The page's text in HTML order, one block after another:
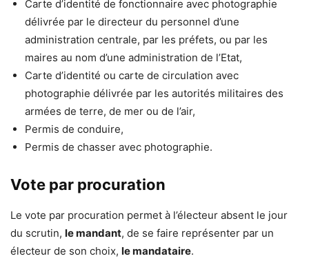
Carte d’identité de fonctionnaire avec photographie
délivrée par le directeur du personnel d’une
administration centrale, par les préfets, ou par les
maires au nom d’une administration de l’Etat,
Carte d’identité ou carte de circulation avec
photographie délivrée par les autorités militaires des
armées de terre, de mer ou de l’air,
Permis de conduire,
Permis de chasser avec photographie.
Vote par procuration
Le vote par procuration permet à l’électeur absent le jour
du scrutin, le mandant, de se faire représenter par un
électeur de son choix, le mandataire.